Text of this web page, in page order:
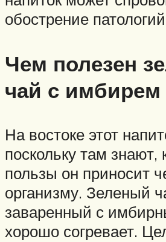
обострение
Чем полезен
чай с имбирем
На востоке этот
поскольку там знают,
пользы он приносит
организму. Зеленый
заваренный с
хорошо согревает.